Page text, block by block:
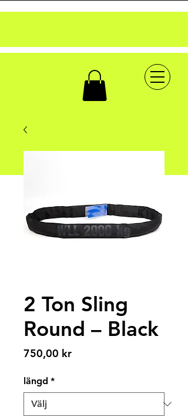
2 Ton Sling
Round – Black
750,00 krPris
längd *